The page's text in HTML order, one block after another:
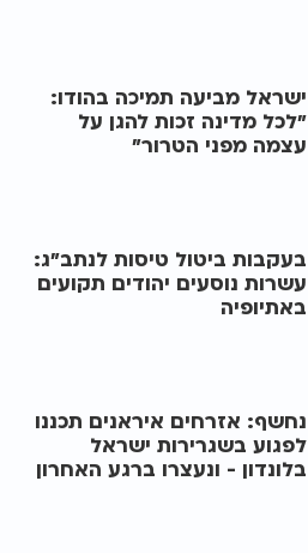
ישראל מביעה תמיכה בהודו:
"לכל מדינה זכות להגן על
עצמה מפני הטרור"
בעקבות ביטול טיסות לנתב"ג:
עשרות נוסעים יהודים תקועים
באתיופיה
נחשף: אזרחים איראנים תכננו
לפגוע בשגרירות ישראל
בלונדון - ונעצרו ברגע האחרון